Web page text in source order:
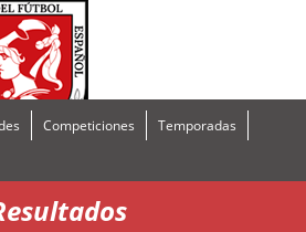
Competiciones
Temporadas